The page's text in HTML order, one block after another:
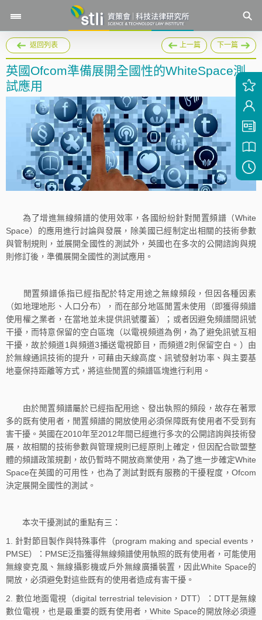
返回列表 上一篇 下一篇
英國Ofcom準備展開全國性的WhiteSpace測
試應用
為了增進無線頻譜的使用效率，各國紛紛針對閒置頻譜（White
Space）的應用進行討論與發展，除美國已經制定出相關的技術參數
與管制規則，並展開全國性的測試外，英國也在多次的公開諮詢與規
則修訂後，準備展開全國性的測試應用。
閒置頻譜係指已經指配於特定用途之無線頻段，但因各種因素
（如地理地形、人口分布），而在部分地區閒置未使用（即獲得頻譜
使用權之業者，在當地並未提供訊號覆蓋）；或者因避免頻譜間訊號
干擾，而特意保留的空白區塊（以電視頻道為例，為了避免訊號互相
干擾，故於頻道1與頻道3播送電視節目，而頻道2則保留空白。）由
於無線通訊技術的提升，可藉由天線高度、訊號發射功率、與主要基
地臺保持距離等方式，將這些閒置的頻譜區塊進行利用。
由於閒置頻譜屬於已經指配用途、發出執照的頻段，故存在著眾
多的既有使用者，閒置頻譜的開放使用必須保障既有使用者不受到有
害干擾。英國在2010年至2012年間已經進行多次的公開諮詢與技術發
展，故相關的技術參數與管理規則已經原則上確定，但因配合歐盟整
體的頻譜政策規劃，故仍暫時不開放商業使用，為了進一步確定White
Space在英國的可用性，也為了測試對既有服務的干擾程度，Ofcom
決定展開全國性的測試。
本次干擾測試的重點有三：
1. 針對節目製作與特殊事件（program making and special events，
PMSE）：PMSE泛指獲得無線頻譜使用執照的既有使用者，可能使用
無線麥克風、無線攝影機或戶外無線廣播裝置，因此White Space的
開放，必須避免對這些既有的使用者造成有害干擾。
2. 數位地面電視（digital terrestrial television，DTT）：DTT是無線
數位電視，也是最重要的既有使用者，White Space的開放除必須遵